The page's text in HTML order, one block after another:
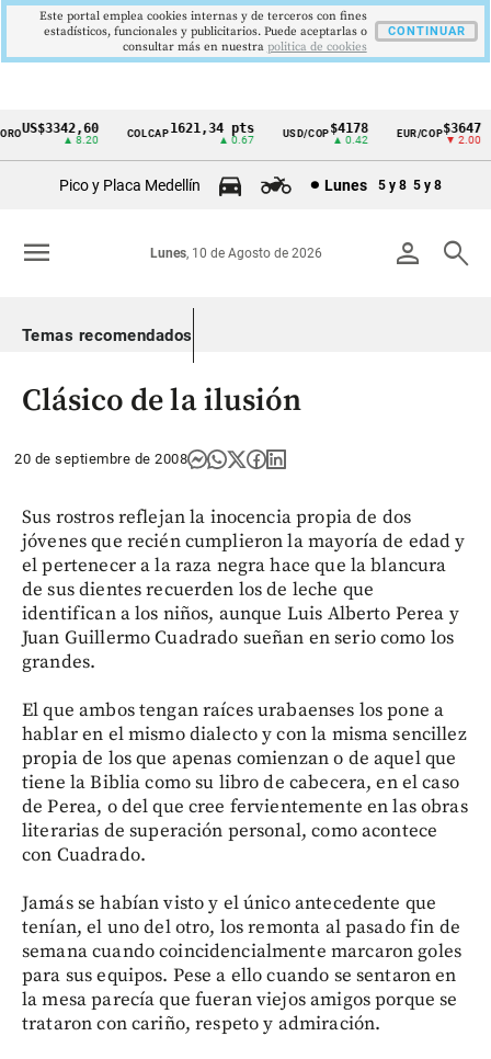
Cintillo
Colombia
US$3342,60
▲ 8.20
COLCAP1621,34 pts
▲ 0.67
USD/COP$4178
▲ 0.42
EUR/COP$3647
▼ 2.00
Pico y Placa Medellín Lunes 5 y 8 5 y 8
person search
Lunes, 10 de Agosto de 2026
menu
Temas recomendados
Clásico de la ilusión
20 de septiembre de 2008
Sus rostros reflejan la inocencia propia de dos
jóvenes que recién cumplieron la mayoría de edad y
el pertenecer a la raza negra hace que la blancura
de sus dientes recuerden los de leche que
identifican a los niños, aunque Luis Alberto Perea y
Juan Guillermo Cuadrado sueñan en serio como los
grandes.
El que ambos tengan raíces urabaenses los pone a
hablar en el mismo dialecto y con la misma sencillez
propia de los que apenas comienzan o de aquel que
tiene la Biblia como su libro de cabecera, en el caso
de Perea, o del que cree fervientemente en las obras
literarias de superación personal, como acontece
con Cuadrado.
Jamás se habían visto y el único antecedente que
tenían, el uno del otro, los remonta al pasado fin de
semana cuando coincidencialmente marcaron goles
para sus equipos. Pese a ello cuando se sentaron en
la mesa parecía que fueran viejos amigos porque se
trataron con cariño, respeto y admiración.
Este portal emplea cookies internas y de terceros con fines
estadísticos, funcionales y publicitarios. Puede aceptarlas o
consultar más en nuestra politica de cookies
CONTINUAR